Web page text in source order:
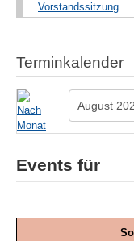
Vorstandssitzung
Terminkalender
Events für